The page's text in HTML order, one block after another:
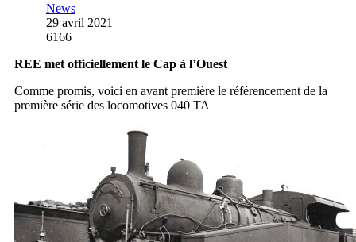
News
29 avril 2021
6166
REE met officiellement le Cap à l’Ouest
Comme promis, voici en avant première le référencement de la
première série des locomotives 040 TA